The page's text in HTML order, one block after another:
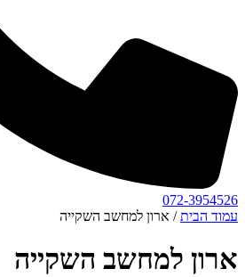
072-3954526
עמוד הבית/ ארון למחשב השקייה
ארון למחשב השקייה